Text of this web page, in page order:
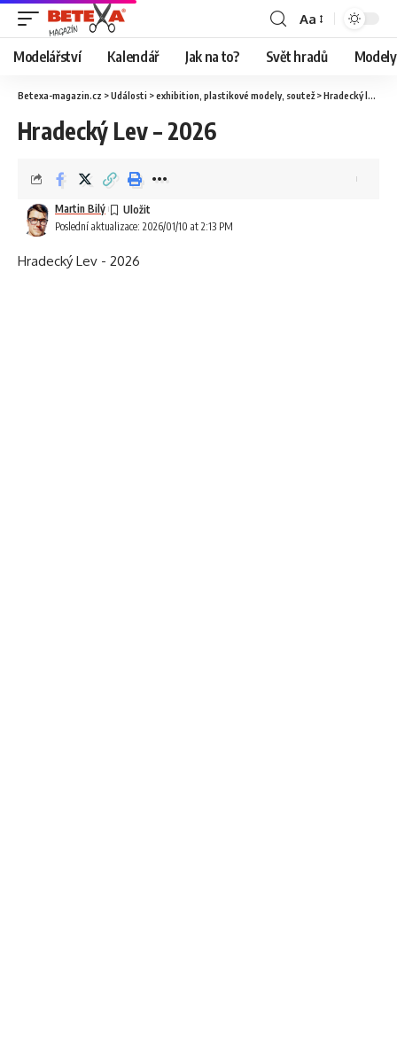
Aa
Modelářství Kalendář Jak na to? Svět hradů
Betexa-magazin.cz >Události >exhibition plastikové modely, soutež>Hradecký lev 2026
Hradecký Lev – 2026
Poslední aktualizace: 2026/01/10 at 2:13 PM
Martin Bilý
Hradecký Lev - 2026